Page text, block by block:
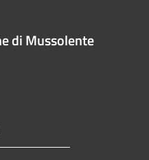
di Mussolente